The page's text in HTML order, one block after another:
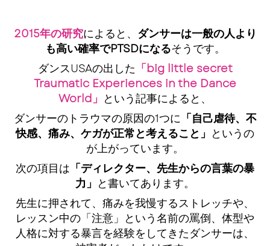
2015年の研究によると、 ダンサーは一般の人より
も高い確率でPTSDになるそうです。
ダンスUSAの出した 「big little secret
Traumatic Experiences in the Dance
World」 という記事によると、
ダンサーのトラウマの原因の1つに 「自己虐待、不
快感、痛み、ケガが正常と考えること」 というの
が上がっています。
次の項目は 「ディレクター、先生からの言葉の暴
力」 と書いてあります。
先生に押されて、痛みを我慢するストレッチや、
レッスン中の「注意」という名前の罵倒、体型や
人格に対する暴言を経験をしてきたダンサーは、